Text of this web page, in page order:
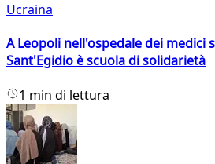
Ucraina
A Leopoli nell'ospedale dei medici
Sant'Egidio è scuola di solidarietà
1 min di lettura